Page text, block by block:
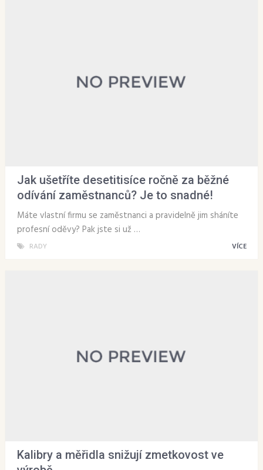
Jak ušetříte desetitisíce ročně za běžné
odívání zaměstnanců? Je to snadné!
Máte vlastní firmu se zaměstnanci a pravidelně jim sháníte
profesní oděvy? Pak jste si už …
RADY VÍCE
Kalibry a měřidla snižují zmetkovost ve